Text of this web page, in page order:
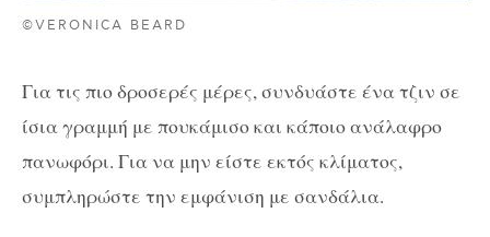
©VERONICA BEARD
Για τις πιο δροσερές μέρες, συνδυάστε ένα τζιν σε
ίσια γραμμή με πουκάμισο και κάποιο ανάλαφρο
πανωφόρι. Για να μην είστε εκτός κλίματος,
συμπληρώστε την εμφάνιση με σανδάλια.